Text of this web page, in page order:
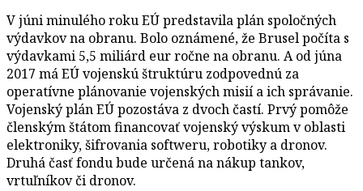
V júni minulého roku EÚ predstavila plán spoločných
výdavkov na obranu. Bolo oznámené, že Brusel počíta s
výdavkami 5,5 miliárd eur ročne na obranu. A od júna
2017 má EÚ vojenskú štruktúru zodpovednú za
operatívne plánovanie vojenských misií a ich správanie.
Vojenský plán EÚ pozostáva z dvoch častí. Prvý pomôže
členským štátom financovať vojenský výskum v oblasti
elektroniky, šifrovania softweru, robotiky a dronov.
Druhá časť fondu bude určená na nákup tankov,
vrtuľníkov či dronov.